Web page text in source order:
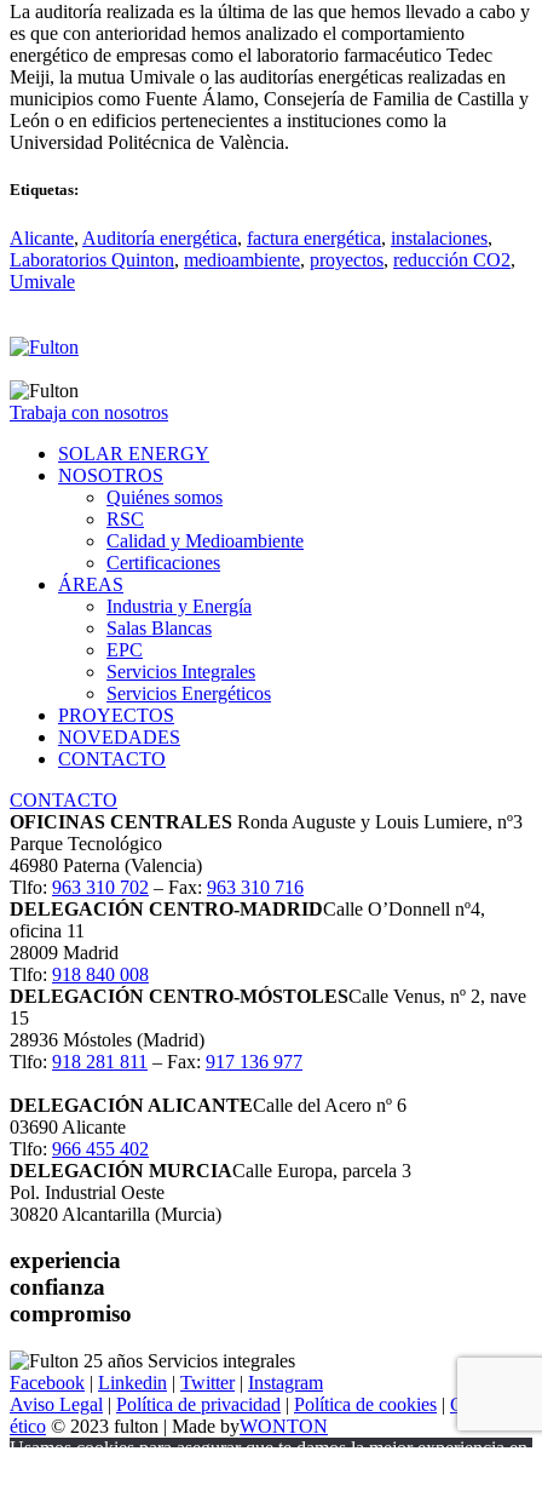
La auditoría realizada es la última de las que hemos llevado a cabo y
es que con anterioridad hemos analizado el comportamiento
energético de empresas como el laboratorio farmacéutico Tedec
Meiji, la mutua Umivale o las auditorías energéticas realizadas en
municipios como Fuente Álamo, Consejería de Familia de Castilla y
León o en edificios pertenecientes a instituciones como la
Universidad Politécnica de València.
Etiquetas:
Alicante, Auditoría energética, factura energética, instalaciones,
Laboratorios Quinton, medioambiente, proyectos, reducción CO2,
Umivale
Trabaja con nosotros
SOLAR ENERGY
NOSOTROS
Quiénes somos
RSC
Calidad y Medioambiente
Certificaciones
ÁREAS
Industria y Energía
Salas Blancas
EPC
Servicios Integrales
Servicios Energéticos
PROYECTOS
NOVEDADES
CONTACTO
CONTACTO
OFICINAS CENTRALES Ronda Auguste y Louis Lumiere, nº3
Parque Tecnológico
46980 Paterna (Valencia)
Tlfo: 963 310 702 – Fax: 963 310 716
DELEGACIÓN CENTRO-MADRIDCalle O’Donnell nº4,
oficina 11
28009 Madrid
Tlfo: 918 840 008
DELEGACIÓN CENTRO-MÓSTOLESCalle Venus, nº 2, nave
15
28936 Móstoles (Madrid)
Tlfo: 918 281 811 – Fax: 917 136 977
DELEGACIÓN ALICANTECalle del Acero nº 6
03690 Alicante
Tlfo: 966 455 402
DELEGACIÓN MURCIACalle Europa, parcela 3
Pol. Industrial Oeste
30820 Alcantarilla (Murcia)
experiencia
confianza
compromiso
Facebook | Linkedin | Twitter| Instagram
Aviso Legal | Política de privacidad | Política de cookies | Canal
ético © 2023 fulton | Made byWONTON
Usamos cookies para asegurar que te damos la mejor experiencia en